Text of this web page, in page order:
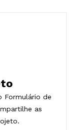
Formulário de
as